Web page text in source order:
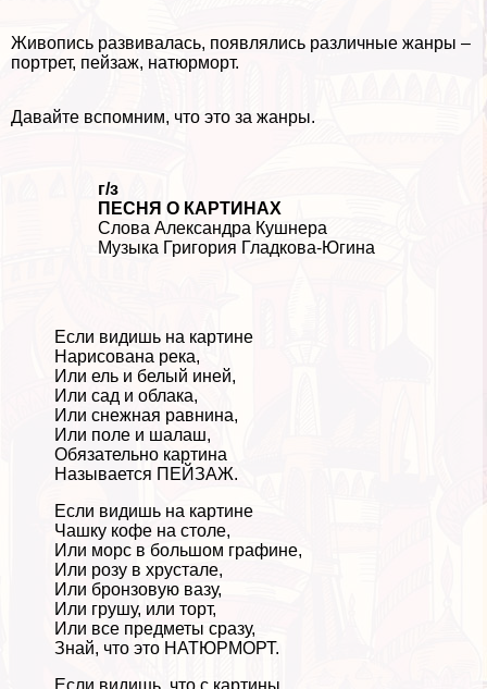
Живопись развивалась, появлялись различные жанры –
портрет, пейзаж, натюрморт.
Давайте вспомним, что это за жанры.
г/з
ПЕСНЯ О КАРТИНАХ
Слова Александра Кушнера
Музыка Григория Гладкова-Югина
Если видишь на картине
Нарисована река,
Или ель и белый иней,
Или сад и облака,
Или снежная равнина,
Или поле и шалаш,
Обязательно картина
Называется ПЕЙЗАЖ.
Если видишь на картине
Чашку кофе на столе,
Или морс в большом графине,
Или розу в хрустале,
Или бронзовую вазу,
Или грушу, или торт,
Или все предметы сразу,
Знай, что это НАТЮРМОРТ.